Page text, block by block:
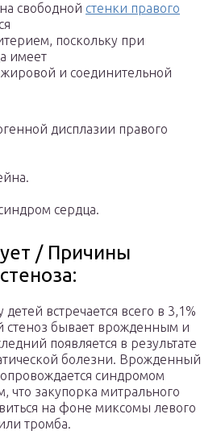
свободной стенки правого
поскольку при
имеет
и соединительной
дисплазии правого
сердца.
/ Причины
встречается всего в 3,1%
стеноз бывает врожденным и
появляется в результате
болезни. Врожденный
синдромом
закупорка митрального
на фоне миксомы левого
тромба.